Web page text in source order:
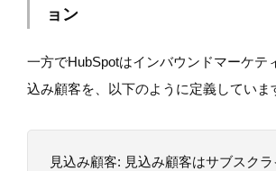
ョン
一方でHubSpotはインバウンドマーケテ
込み顧客を、以下のように定義していま
見込み顧客: 見込み顧客はサブスク